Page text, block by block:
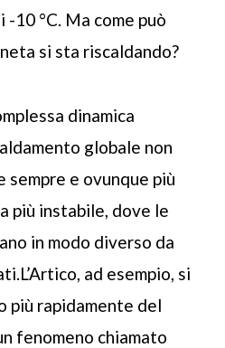
10 °C. Ma come può
si sta riscaldando?
dinamica
globale non
e ovunque più
più instabile, dove le
in modo diverso da
ad esempio, si
più rapidamente del
fenomeno chiamato